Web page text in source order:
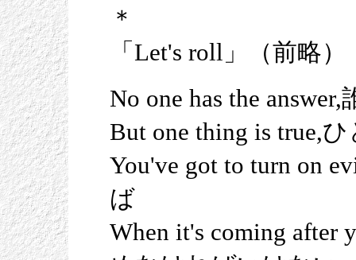
＊
「Let's roll」（前略）
No one has the
But one thing is true,
You've got to turn on
ば
When it's coming